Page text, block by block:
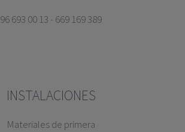
96 693 00 13 - 669 169 389
INSTALACIONES
Materiales de primera